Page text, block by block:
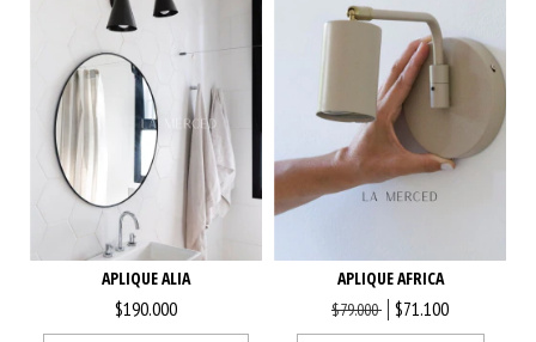
APLIQUE ALIA
$190.000
APLIQUE AFRICA
$79.000 $71.100